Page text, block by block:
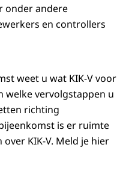
onder andere
en controllers
weet u wat KIK-V voor
welke vervolgstappen u
richting
is er ruimte
KIK-V. Meld je hier